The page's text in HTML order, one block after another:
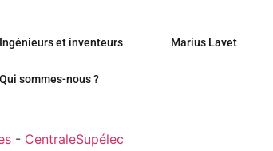
Ingénieurs et inventeurs Marius Lavet
Qui sommes-nous ?
- CentraleSupélec